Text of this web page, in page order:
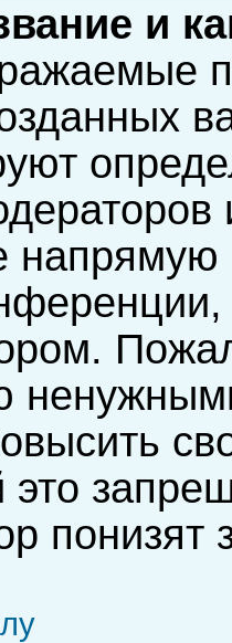
и
напрямую
понизят